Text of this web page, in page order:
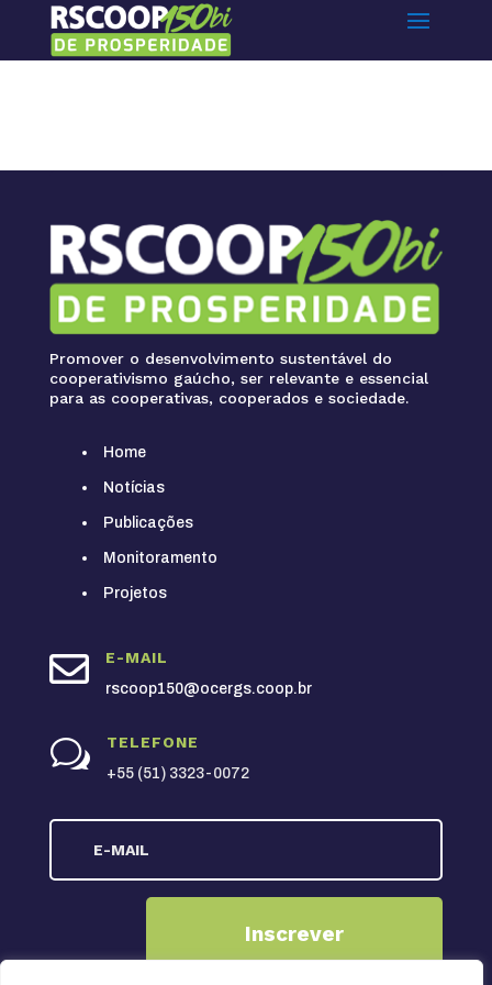
Promover o desenvolvimento sustentável do
cooperativismo gaúcho, ser relevante e essencial
para as cooperativas, cooperados e sociedade.
Home
Notícias
Publicações
Monitoramento
Projetos
 E-MAIL
rscoop150@ocergs.coop.br
w TELEFONE
+55 (51) 3323-0072
Inscrever